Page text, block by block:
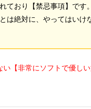
ており【禁忌事項】で
は絶対に、やってはい
い【非常にソフトで優し